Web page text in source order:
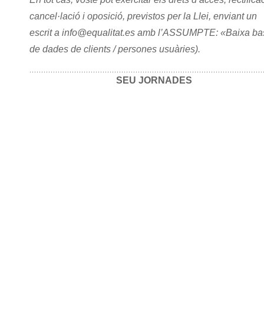
cancel·lació i oposició, previstos per la Llei, enviant un
escrit a info@equalitat.es amb l’ASSUMPTE: «Baixa
de dades de clients / persones usuàries).
SEU JORNADES